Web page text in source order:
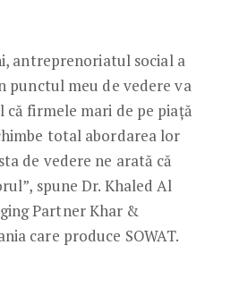
antreprenoriatul social a
punctul meu de vedere va
că firmele mari de pe piață
total abordarea lor
de vedere ne arată că
spune Dr. Khaled Al
Partner Khar &
care produce SOWAT.